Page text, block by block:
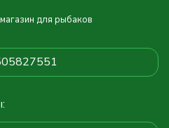
для рыбаков